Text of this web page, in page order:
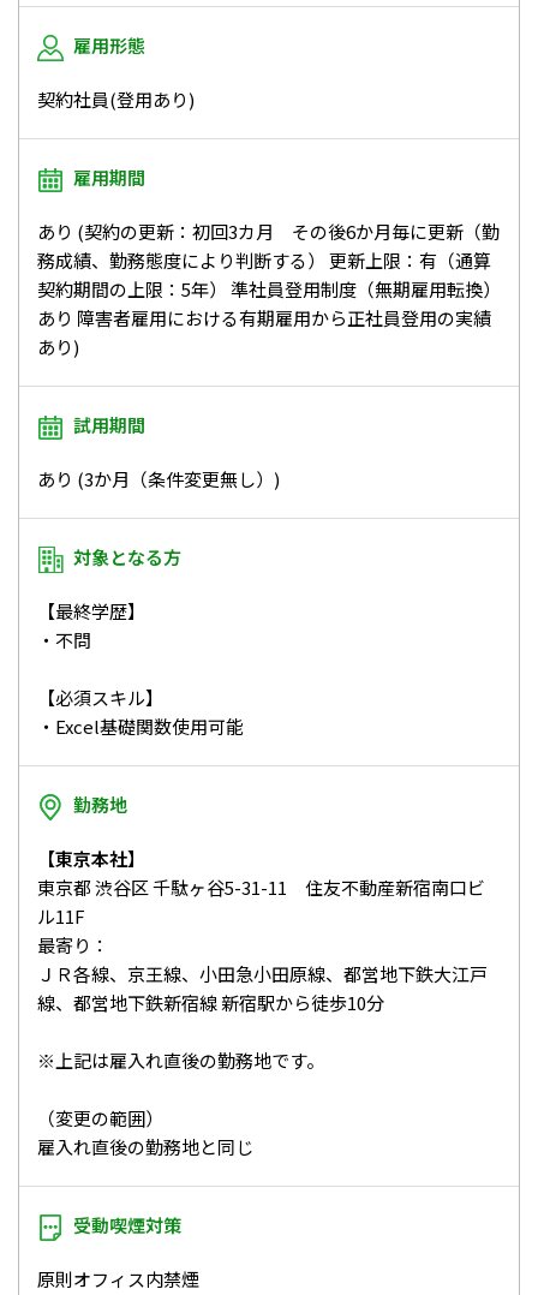
雇用形態
契約社員(登用あり)
雇用期間
あり (契約の更新：初回3カ月 その後6か月毎に更新（勤
務成績、勤務態度により判断する） 更新上限：有（通算
契約期間の上限：5年） 準社員登用制度（無期雇用転換）
あり 障害者雇用における有期雇用から正社員登用の実績
あり)
試用期間
あり (3か月（条件変更無し）)
対象となる方
【最終学歴】
・不問
【必須スキル】
・Excel基礎関数使用可能
勤務地
【東京本社】
東京都 渋谷区 千駄ヶ谷5-31-11 住友不動産新宿南口ビ
ル11F
最寄り：
ＪＲ各線、京王線、小田急小田原線、都営地下鉄大江戸
線、都営地下鉄新宿線 新宿駅から徒歩10分
※上記は雇入れ直後の勤務地です。
（変更の範囲）
雇入れ直後の勤務地と同じ
受動喫煙対策
原則オフィス内禁煙